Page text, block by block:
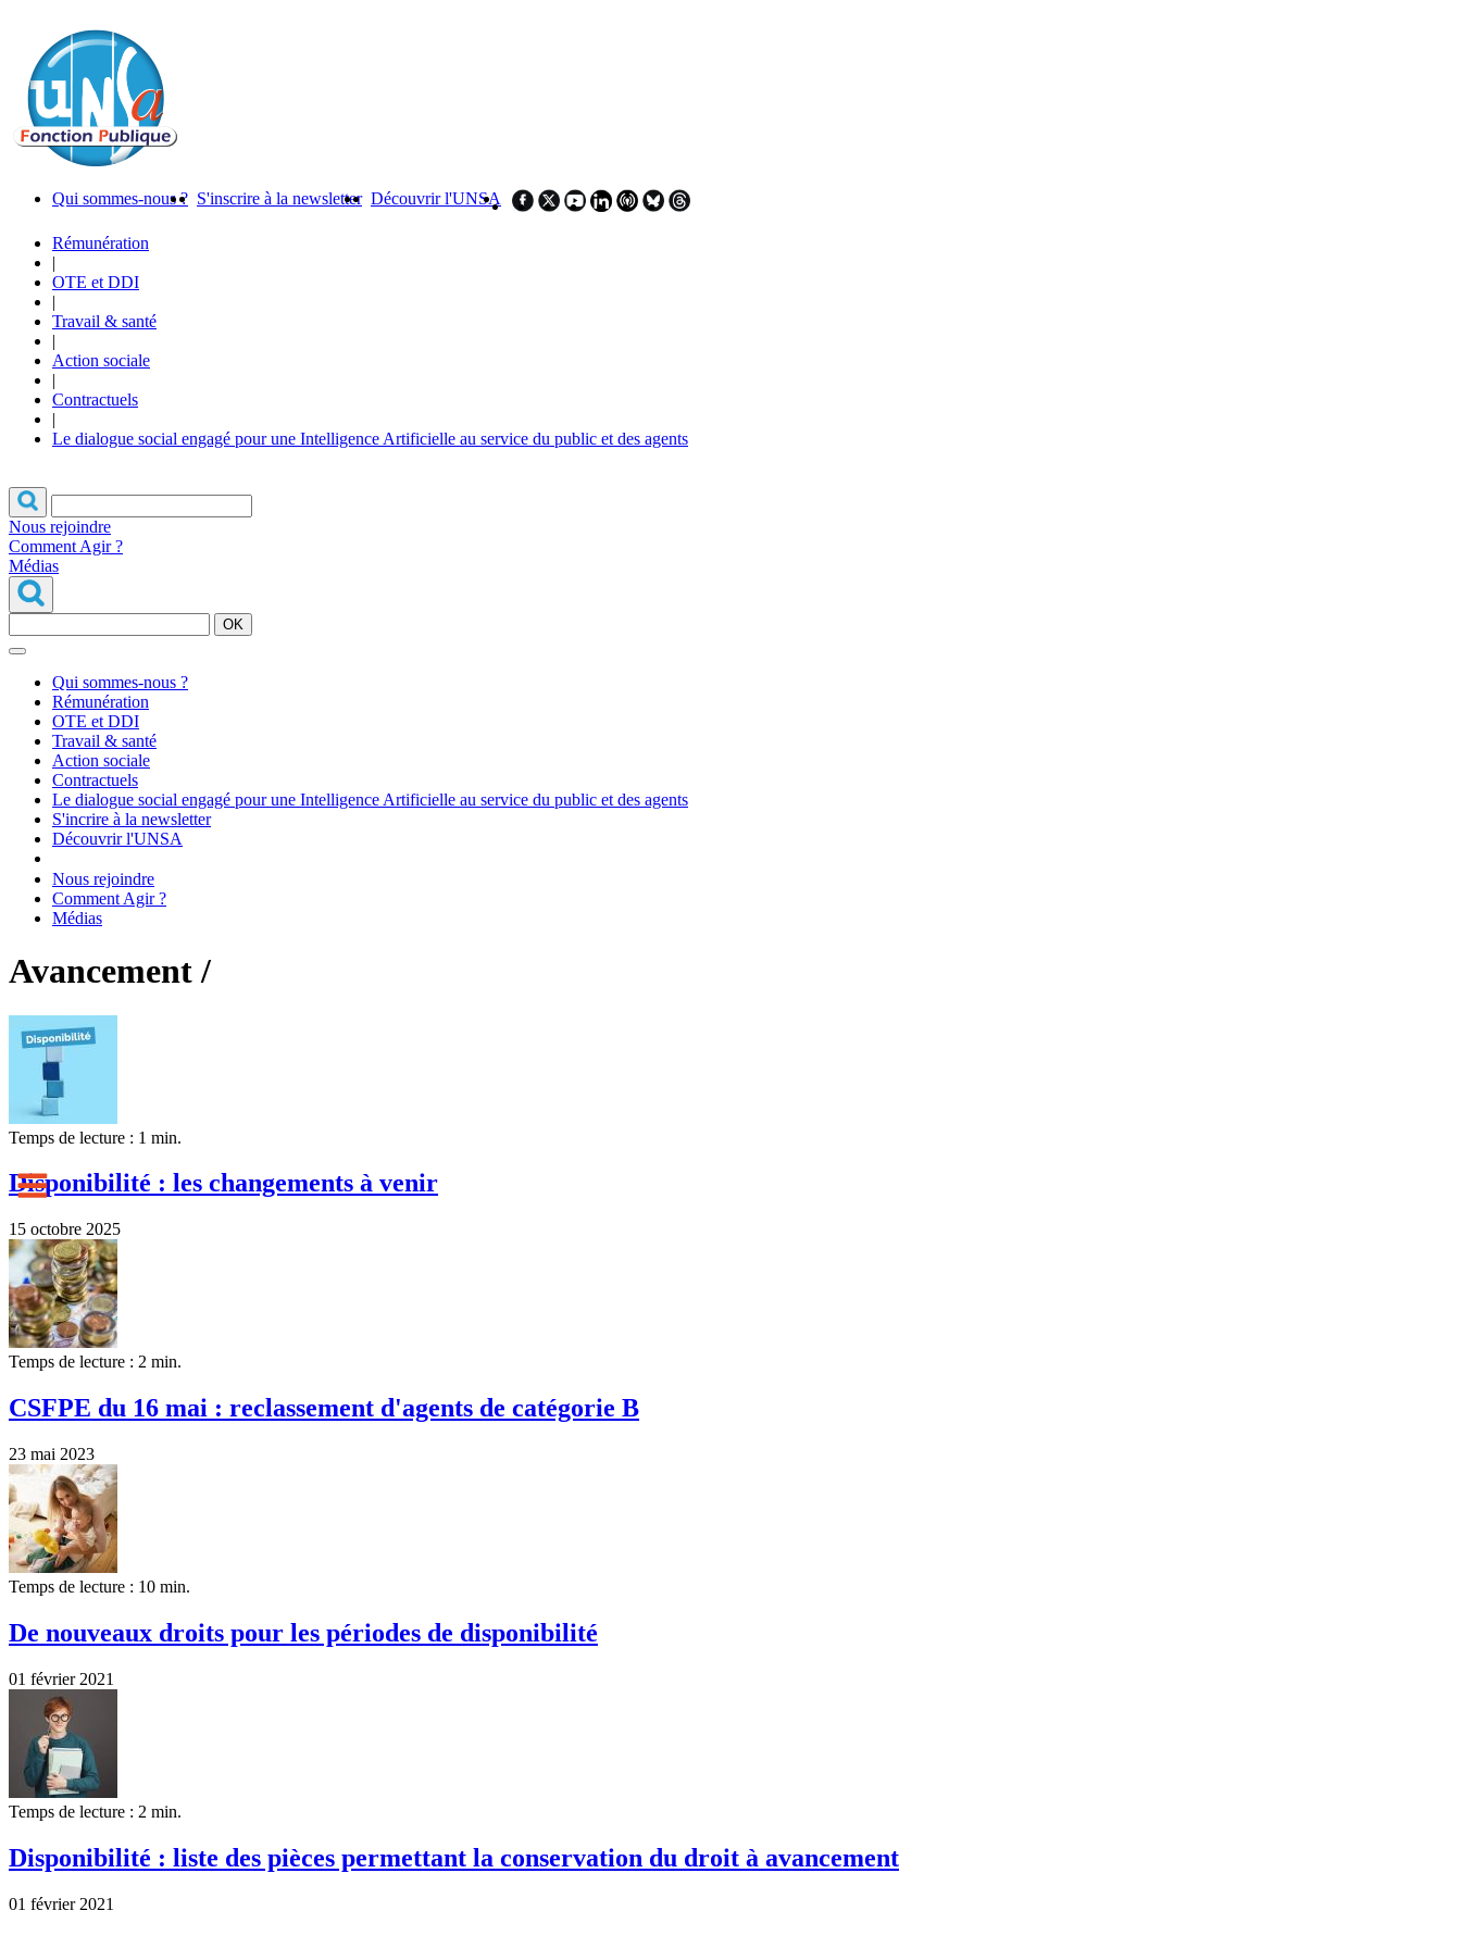
Qui sommes-nous ? S'inscrire à la newsletter Découvrir l'UNSA
Rémunération
|
OTE et DDI
|
Travail & santé
|
Action sociale
|
Contractuels
|
Le dialogue social engagé pour une Intelligence Artificielle au service du public et des agents
Nous rejoindre
Comment Agir ?
Médias
OK
Qui sommes-nous ?
Rémunération
OTE et DDI
Travail & santé
Action sociale
Contractuels
Le dialogue social engagé pour une Intelligence Artificielle au service du public et des agents
S'incrire à la newsletter
Découvrir l'UNSA
Nous rejoindre
Comment Agir ?
Médias
Avancement /
Temps de lecture : 1 min.
Disponibilité : les changements à venir
15 octobre 2025
Temps de lecture : 2 min.
CSFPE du 16 mai : reclassement d'agents de catégorie B
23 mai 2023
Temps de lecture : 10 min.
De nouveaux droits pour les périodes de disponibilité
01 février 2021
Temps de lecture : 2 min.
Disponibilité : liste des pièces permettant la conservation du droit à avancement
01 février 2021